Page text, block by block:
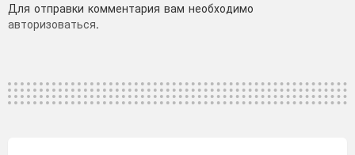
Добавить
комментарий
Для отправки комментария вам необходимо
авторизоваться.